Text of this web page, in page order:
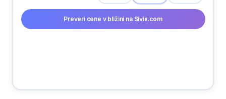
Preveri cene v bližini na Sivix.com